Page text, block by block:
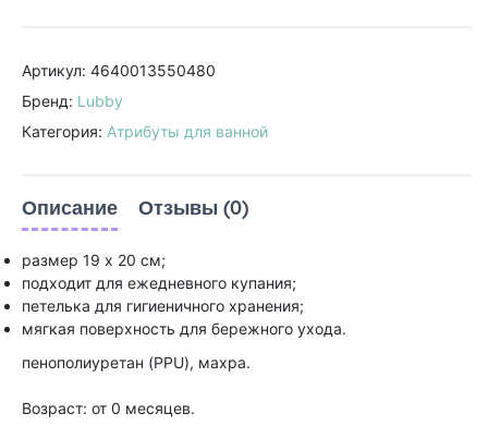
Артикул: 4640013550480
Бренд: Lubby
Категория: Атрибуты для ванной
Описание Отзывы (0)
размер 19 х 20 см;
подходит для ежедневного купания;
петелька для гигиеничного хранения;
мягкая поверхность для бережного ухода.
пенополиуретан (PPU), махра.
Возраст: от 0 месяцев.